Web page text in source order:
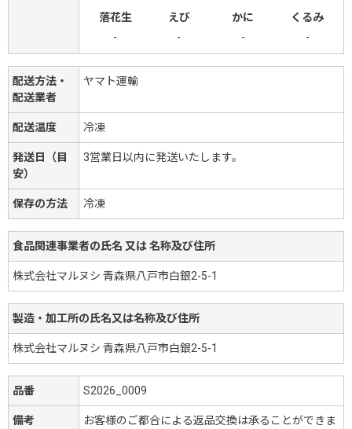
落花生 えび かに
くるみ
-
- - -
配送方法・
配送業者
ヤマト運輸
配送温度 冷凍
発送日（目
安）
3営業日以内に発送いたします。
保存の方法 冷凍
食品関連事業者の氏名 又は 名称及び住所
株式会社マルヌシ 青森県八戸市白銀2-5-1
製造・加工所の氏名又は名称及び住所
株式会社マルヌシ 青森県八戸市白銀2-5-1
品番 S2026_0009
備考
お客様のご都合による返品交換は承ることができま